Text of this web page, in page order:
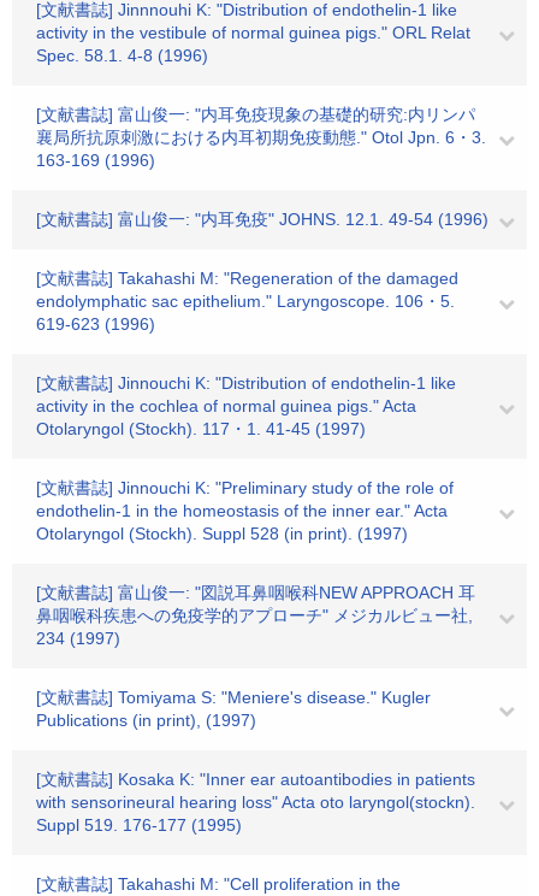
[文献書誌] Jinnnouhi K: "Distribution of endothelin-1 like
activity in the vestibule of normal guinea pigs." ORL Relat
Spec. 58.1. 4-8 (1996)
[文献書誌] 富山俊一: "内耳免疫現象の基礎的研究:内リンパ
襄局所抗原刺激における内耳初期免疫動態." Otol Jpn. 6・3.
163-169 (1996)
[文献書誌] 富山俊一: "内耳免疫" JOHNS. 12.1. 49-54 (1996)
[文献書誌] Takahashi M: "Regeneration of the damaged
endolymphatic sac epithelium." Laryngoscope. 106・5.
619-623 (1996)
[文献書誌] Jinnouchi K: "Distribution of endothelin-1 like
activity in the cochlea of normal guinea pigs." Acta
Otolaryngol (Stockh). 117・1. 41-45 (1997)
[文献書誌] Jinnouchi K: "Preliminary study of the role of
endothelin-1 in the homeostasis of the inner ear." Acta
Otolaryngol (Stockh). Suppl 528 (in print). (1997)
[文献書誌] 富山俊一: "図説耳鼻咽喉科NEW APPROACH 耳
鼻咽喉科疾患への免疫学的アプローチ" メジカルビュー社,
234 (1997)
[文献書誌] Tomiyama S: "Meniere's disease." Kugler
Publications (in print), (1997)
[文献書誌] Kosaka K: "Inner ear autoantibodies in patients
with sensorineural hearing loss" Acta oto laryngol(stockn).
Suppl 519. 176-177 (1995)
[文献書誌] Takahashi M: "Cell proliferation in the